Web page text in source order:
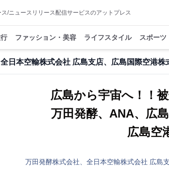
/ニュースリリース配信サービスのアットプレス
ファッション・美容 ライフスタイル スポーツ
日本空輸株式会社 広島支店、広島国際空港株
広島から宇宙へ！！
万田発酵、ANA、広
広島空
万田発酵株式会社、全日本空輸株式会社 広島